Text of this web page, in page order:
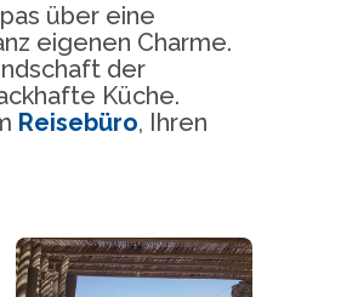
über eine
eigenen Charme.
der
Küche.
Reisebüro, Ihren